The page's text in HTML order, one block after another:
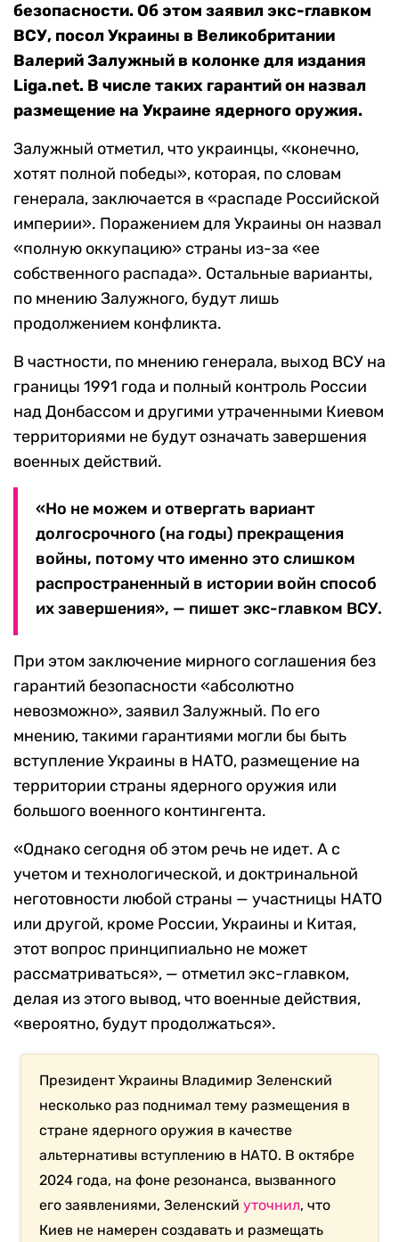
безопасности. Об этом заявил экс-главком
ВСУ, посол Украины в Великобритании
Валерий Залужный в колонке для издания
Liga.net. В числе таких гарантий он назвал
размещение на Украине ядерного оружия.
Залужный отметил, что украинцы, «конечно,
хотят полной победы», которая, по словам
генерала, заключается в «распаде Российской
империи». Поражением для Украины он назвал
«полную оккупацию» страны из-за «ее
собственного распада». Остальные варианты,
по мнению Залужного, будут лишь
продолжением конфликта.
В частности, по мнению генерала, выход ВСУ на
границы 1991 года и полный контроль России
над Донбассом и другими утраченными Киевом
территориями не будут означать завершения
военных действий.
«Но не можем и отвергать вариант
долгосрочного (на годы) прекращения
войны, потому что именно это слишком
распространенный в истории войн способ
их завершения», — пишет экс-главком ВСУ.
При этом заключение мирного соглашения без
гарантий безопасности «абсолютно
невозможно», заявил Залужный. По его
мнению, такими гарантиями могли бы быть
вступление Украины в НАТО, размещение на
территории страны ядерного оружия или
большого военного контингента.
«Однако сегодня об этом речь не идет. А с
учетом и технологической, и доктринальной
неготовности любой страны — участницы НАТО
или другой, кроме России, Украины и Китая,
этот вопрос принципиально не может
рассматриваться», — отметил экс-главком,
делая из этого вывод, что военные действия,
«вероятно, будут продолжаться».
Президент Украины Владимир Зеленский
несколько раз поднимал тему размещения в
стране ядерного оружия в качестве
альтернативы вступлению в НАТО. В октябре
2024 года, на фоне резонанса, вызванного
его заявлениями, Зеленскийуточнил, что
Киев не намерен создавать и размещать